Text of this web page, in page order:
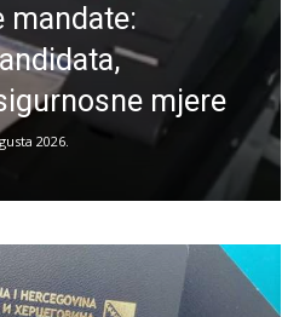
mandate:
mjere
2026.